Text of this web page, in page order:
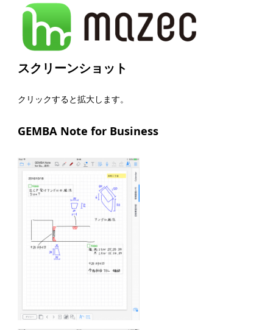
スクリーンショット
クリックすると拡大します。
GEMBA Note for Business